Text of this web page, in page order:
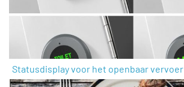
Statusdisplay voor het openbaar vervoer